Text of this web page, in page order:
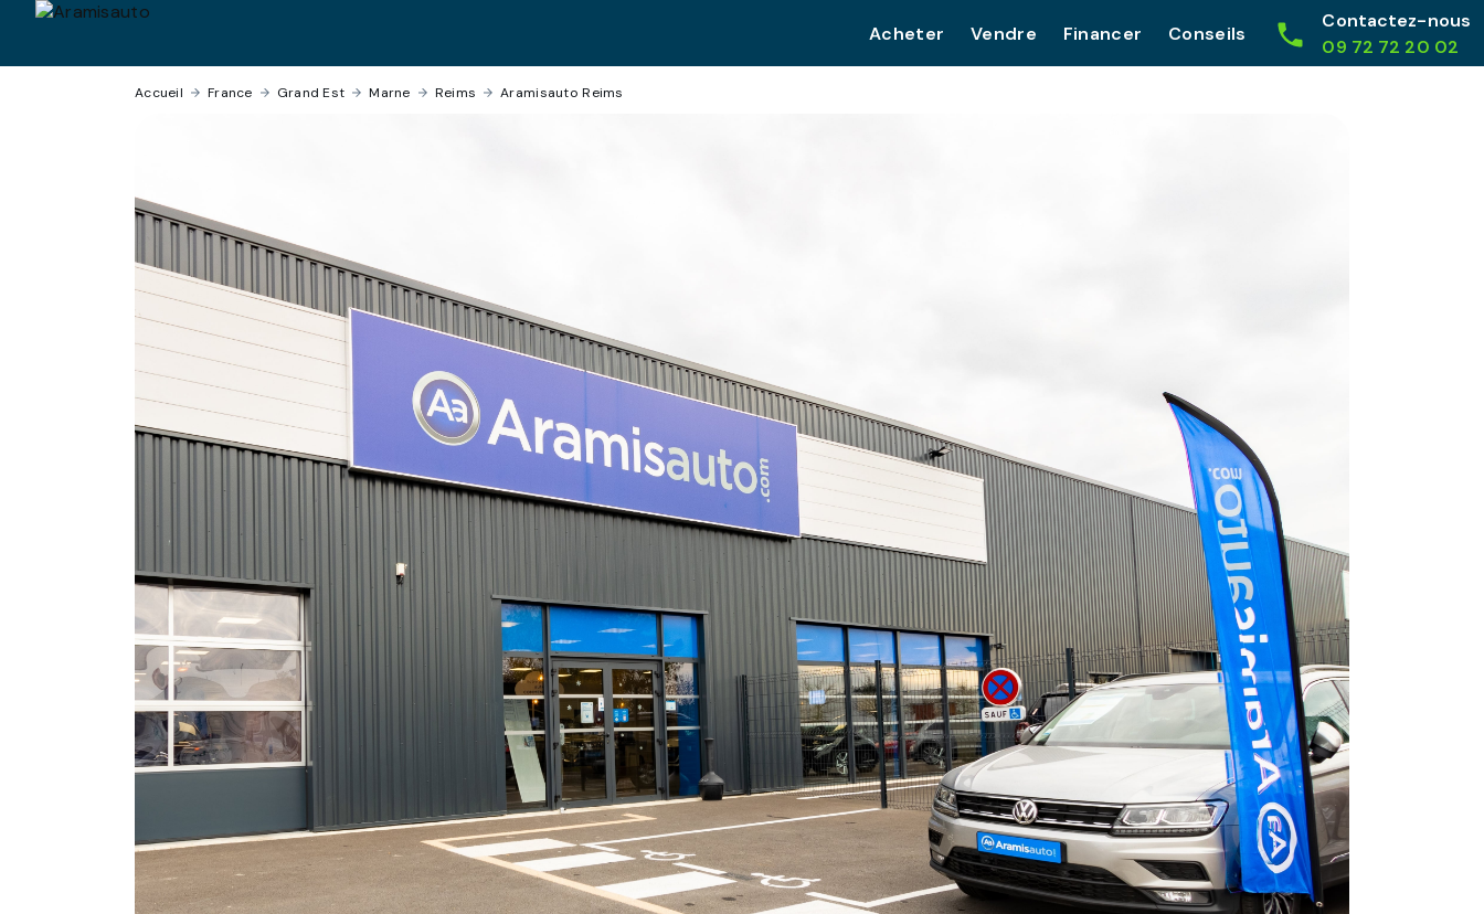
Acheter Vendre Financer Conseils
Contactez-nous
09 72 72 20 02
Accueil › France › Grand Est › Marne › Reims › Aramisauto Reims